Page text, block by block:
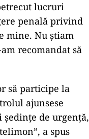
lucruri
penală privind
mine. Nu știam
recomandat să
să participe la
ajunsese
de urgență,
a spus